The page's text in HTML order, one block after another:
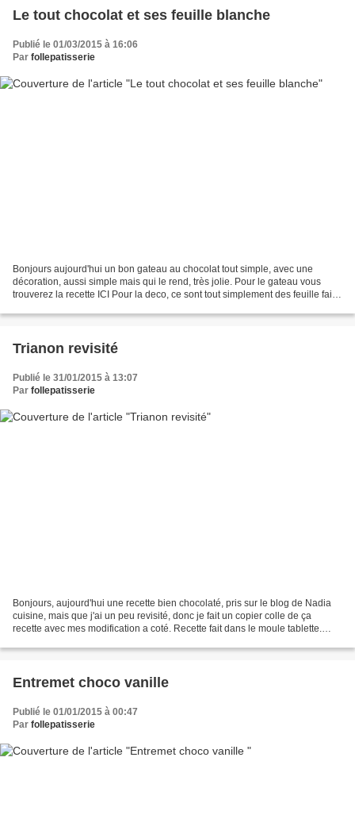
Le tout chocolat et ses feuille blanche
Publié le 01/03/2015 à 16:06
Par follepatisserie
Bonjours aujourd'hui un bon gateau au chocolat tout simple, avec une
décoration, aussi simple mais qui le rend, très jolie. Pour le gateau vous
trouverez la recette ICI Pour la deco, ce sont tout simplement des feuille fait
Trianon revisité
Publié le 31/01/2015 à 13:07
Par follepatisserie
Bonjours, aujourd'hui une recette bien chocolaté, pris sur le blog de Nadia
cuisine, mais que j'ai un peu revisité, donc je fait un copier colle de ça
recette avec mes modification a coté. Recette fait dans le moule tablette.
Entremet choco vanille
Publié le 01/01/2015 à 00:47
Par follepatisserie